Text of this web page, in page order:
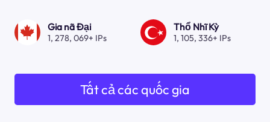
Gia nã Đại
1, 278, 069+ IPs
Thổ Nhĩ Kỳ
1, 105, 336+ IPs
Tất cả các quốc gia